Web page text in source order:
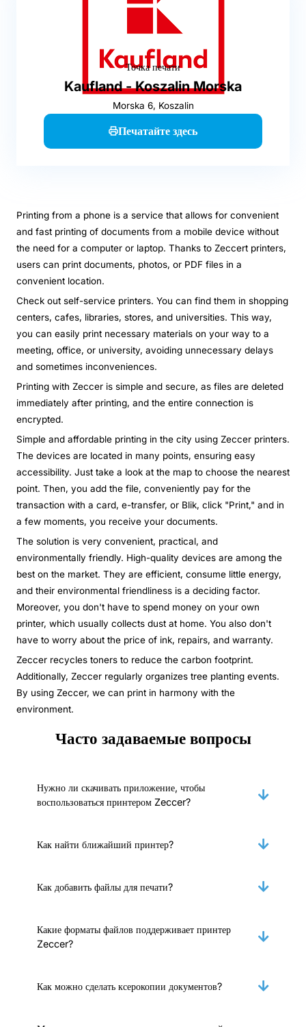
Точка печати
Kaufland - Koszalin Morska
Morska 6, Koszalin
Печатайте здесь
Printing from a phone is a service that allows for convenient
and fast printing of documents from a mobile device without
the need for a computer or laptop. Thanks to Zeccert printers,
users can print documents, photos, or PDF files in a
convenient location.
Check out self-service printers. You can find them in shopping
centers, cafes, libraries, stores, and universities. This way,
you can easily print necessary materials on your way to a
meeting, office, or university, avoiding unnecessary delays
and sometimes inconveniences.
Printing with Zeccer is simple and secure, as files are deleted
immediately after printing, and the entire connection is
encrypted.
Simple and affordable printing in the city using Zeccer printers.
The devices are located in many points, ensuring easy
accessibility. Just take a look at the map to choose the nearest
point. Then, you add the file, conveniently pay for the
transaction with a card, e-transfer, or Blik, click "Print," and in
a few moments, you receive your documents.
The solution is very convenient, practical, and
environmentally friendly. High-quality devices are among the
best on the market. They are efficient, consume little energy,
and their environmental friendliness is a deciding factor.
Moreover, you don't have to spend money on your own
printer, which usually collects dust at home. You also don't
have to worry about the price of ink, repairs, and warranty.
Zeccer recycles toners to reduce the carbon footprint.
Additionally, Zeccer regularly organizes tree planting events.
By using Zeccer, we can print in harmony with the
environment.
Часто задаваемые вопросы
Нужно ли скачивать приложение, чтобы
воспользоваться принтером Zeccer?
Как найти ближайший принтер?
Как добавить файлы для печати?
Какие форматы файлов поддерживает принтер
Zeccer?
Как можно сделать ксерокопии документов?